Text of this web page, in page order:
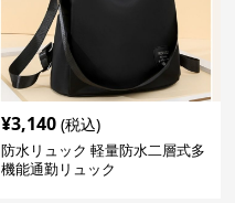
¥3,140 (税込)
防水リュック 軽量防水二層式多
機能通勤リュック